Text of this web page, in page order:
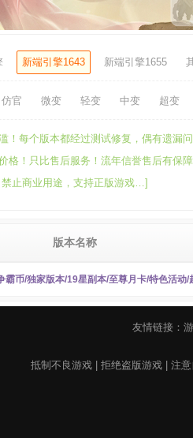
新端引擎1643 新端引擎1655
仿官 微变 轻变 中变 超变
！每个版本都经过测试修复，偶有遗漏
格！只比售后服务！流年信誉售后有保
止商业用途，支持正版游戏…]
版本名称
币/独家版本/19星副本/至尊月卡/特色活动/
友情链接：
抵制不良游戏 | 拒绝盗版游戏 | 注